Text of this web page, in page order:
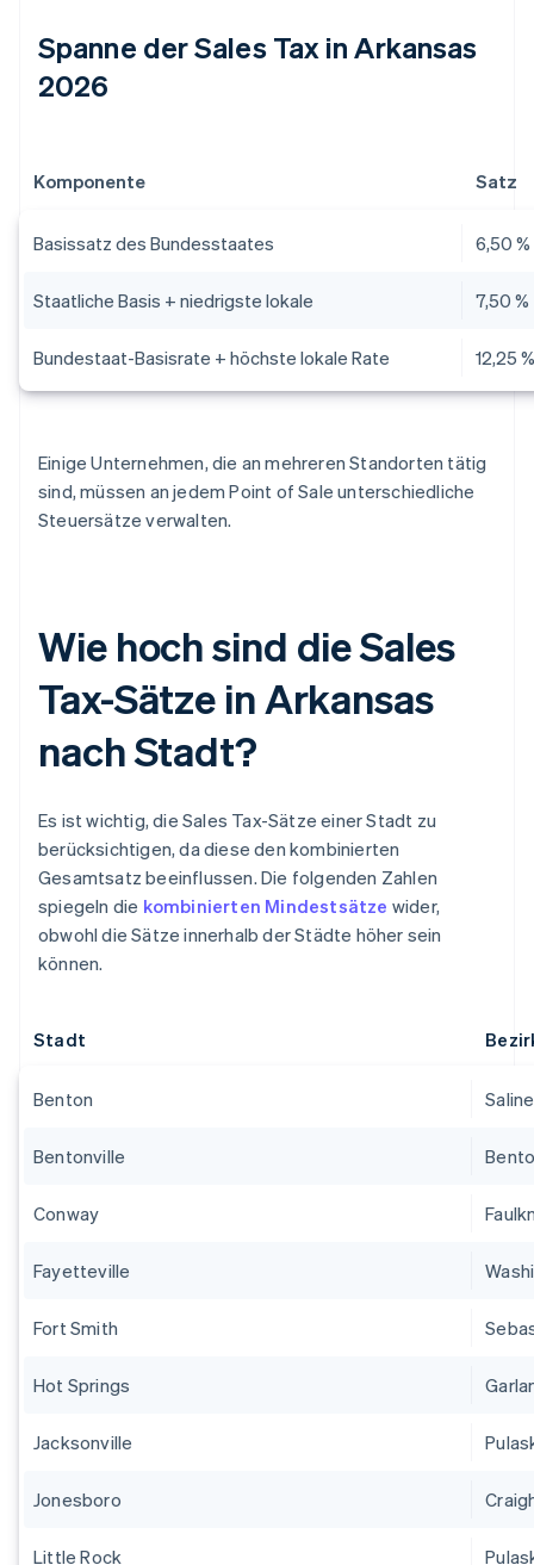
Spanne der Sales Tax in Arkansas
2026
Komponente Satz
Basissatz des Bundesstaates 6,50 %
Staatliche Basis + niedrigste lokale 7,50 %
Bundestaat-Basisrate + höchste lokale Rate 12,25
Einige Unternehmen, die an mehreren Standorten tätig
sind, müssen an jedem Point of Sale unterschiedliche
Steuersätze verwalten.
Wie hoch sind die Sales
Tax-Sätze in Arkansas
nach Stadt?
Es ist wichtig, die Sales Tax-Sätze einer Stadt zu
berücksichtigen, da diese den kombinierten
Gesamtsatz beeinflussen. Die folgenden Zahlen
spiegeln die kombinierten Mindestsätze wider,
obwohl die Sätze innerhalb der Städte höher sein
können.
Stadt
Benton Saline
Bentonville
Conway
Fayetteville
Fort Smith
Hot Springs
Jacksonville
Jonesboro
Little Rock